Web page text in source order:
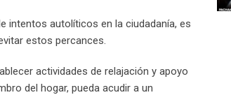
intentos autolíticos en la ciudadanía, es
estos percances.
actividades de relajación y apoyo
del hogar, pueda acudir a un